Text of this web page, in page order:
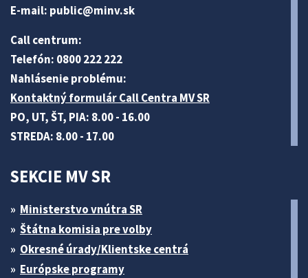
E-mail: public@minv.sk
Call centrum:
Telefón: 0800 222 222
Nahlásenie problému:
Kontaktný formulár Call Centra MV SR
PO, UT, ŠT, PIA: 8.00 - 16.00
STREDA: 8.00 - 17.00
SEKCIE MV SR
Ministerstvo vnútra SR
Štátna komisia pre volby
Okresné úrady/Klientske centrá
Európske programy